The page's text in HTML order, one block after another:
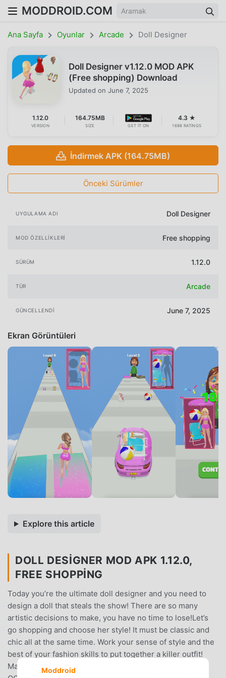
MODDROID.COM
Ana Sayfa Oyunlar Arcade Doll Designer
Doll Designer v1.12.0 MOD APK
(Free shopping) Download
Updated on June 7, 2025
1.12.0
VERSION
164.75MB
SIZE GET IT ON
4.3 ★
1698 RATINGS
İndirmek APK (164.75MB)
Önceki Sürümler
UYGULAMA ADI Doll Designer
MOD ÖZELLIKLERI Free shopping
SÜRÜM 1.12.0
TÜR Arcade
GÜNCELLENDI June 7, 2025
Ekran Görüntüleri
Explore this article
DOLL DESIGNER MOD APK 1.12.0,
FREE SHOPPING
Today you’re the ultimate doll designer and you need to
design a doll that steals the show! There are so many
artistic decisions to make, you have no time to lose!Let’s
go shopping and choose her style! It must be classic and
chic all at the same time. Work your sense of style and the
best of your fashion skills to put together a killer outfit!
Match the colors and create an artistic combination of
Moddroid